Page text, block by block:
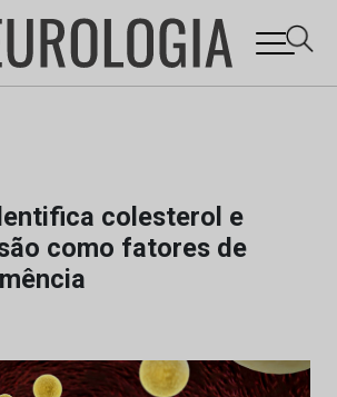
colesterol e
como fatores de